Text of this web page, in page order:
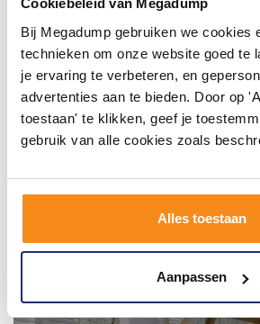
Cookiebeleid van Megadump
Bij Megadump gebruiken we cookies
technieken om onze website goed te
je ervaring te verbeteren, en
advertenties aan te bieden. Door op
toestaan' te klikken, geef je
gebruik van alle cookies zoals
Alles toestaan
Aanpassen